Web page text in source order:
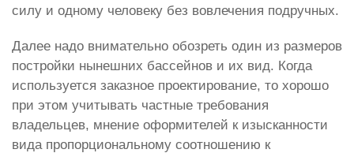
силу и одному человеку без вовлечения подручных.
Далее надо внимательно обозреть один из размеров
постройки нынешних бассейнов и их вид. Когда
используется заказное проектирование, то хорошо
при этом учитывать частные требования
владельцев, мнение оформителей к изысканности
вида пропорциональному соотношению к